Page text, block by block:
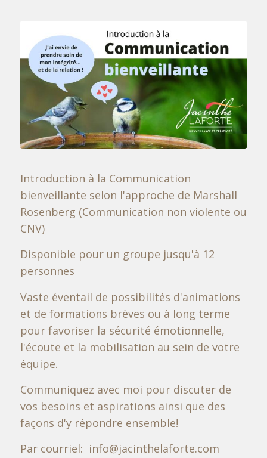
Introduction à la Communication
bienveillante selon l'approche de Marshall
Rosenberg (Communication non violente ou
CNV)
Disponible pour un groupe jusqu'à 12
personnes
Vaste éventail de possibilités d'animations
et de formations brèves ou à long terme
pour favoriser la sécurité émotionnelle,
l'écoute et la mobilisation au sein de votre
équipe.
Communiquez avec moi pour discuter de
vos besoins et aspirations ainsi que des
façons d'y répondre ensemble!
Par courriel: info@jacinthelaforte.com